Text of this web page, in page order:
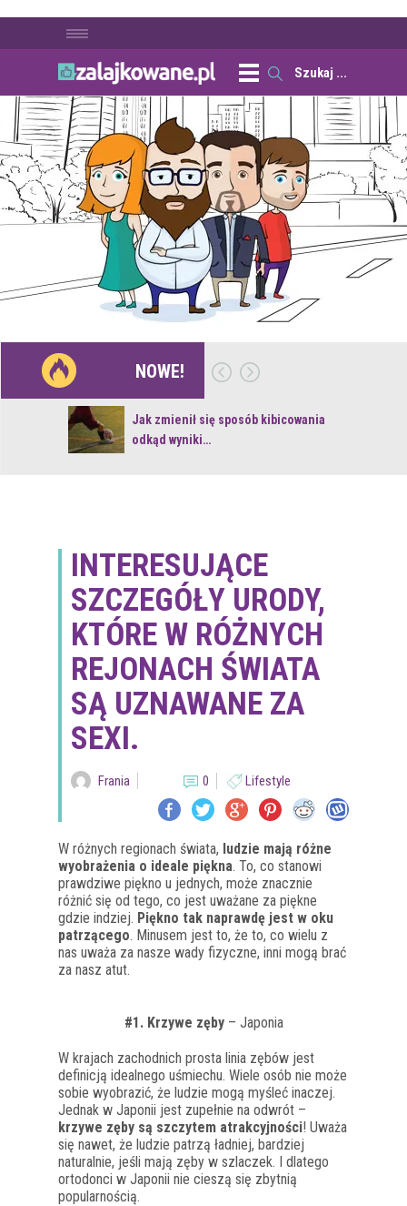
NOWE!
Jak zmienił się sposób kibicowania
odkąd wyniki…
INTERESUJĄCE
SZCZEGÓŁY URODY,
KTÓRE W RÓŻNYCH
REJONACH ŚWIATA
SĄ UZNAWANE ZA
SEXI.
Frania 0 Lifestyle
W różnych regionach świata, ludzie mają różne
wyobrażenia o ideale piękna. To, co stanowi
prawdziwe piękno u jednych, może znacznie
różnić się od tego, co jest uważane za piękne
gdzie indziej. Piękno tak naprawdę jest w oku
patrzącego. Minusem jest to, że to, co wielu z
nas uważa za nasze wady fizyczne, inni mogą brać
za nasz atut.
#1. Krzywe zęby– Japonia
W krajach zachodnich prosta linia zębów jest
definicją idealnego uśmiechu. Wiele osób nie może
sobie wyobrazić, że ludzie mogą myśleć inaczej.
Jednak w Japonii jest zupełnie na odwrót –
krzywe zęby są szczytem atrakcyjności! Uważa
się nawet, że ludzie patrzą ładniej, bardziej
naturalnie, jeśli mają zęby w szlaczek. I dlatego
ortodonci w Japonii nie cieszą się zbytnią
popularnością.